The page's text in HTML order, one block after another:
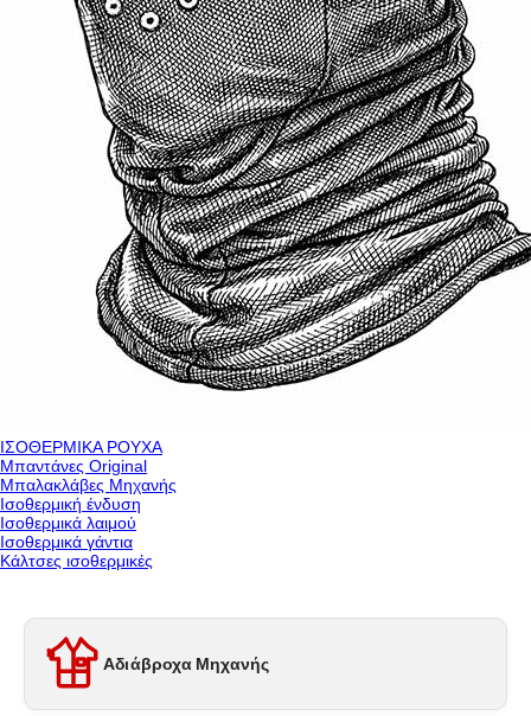
ΙΣΟΘΕΡΜΙΚΑ ΡΟΥΧΑ
Μπαντάνες Original
Μπαλακλάβες Μηχανής
Ισοθερμική ένδυση
Ισοθερμικά λαιμού
Ισοθερμικά γάντια
Κάλτσες ισοθερμικές
Αδιάβροχα Μηχανής